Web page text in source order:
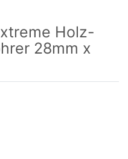
Holz-
28mm x